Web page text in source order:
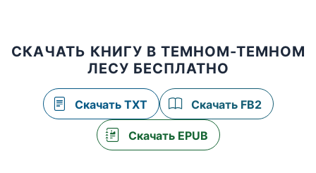
СКАЧАТЬ КНИГУ В ТЕМНОМ-ТЕМНОМ
ЛЕСУ БЕСПЛАТНО
Скачать TXT Скачать FB2
Скачать EPUB